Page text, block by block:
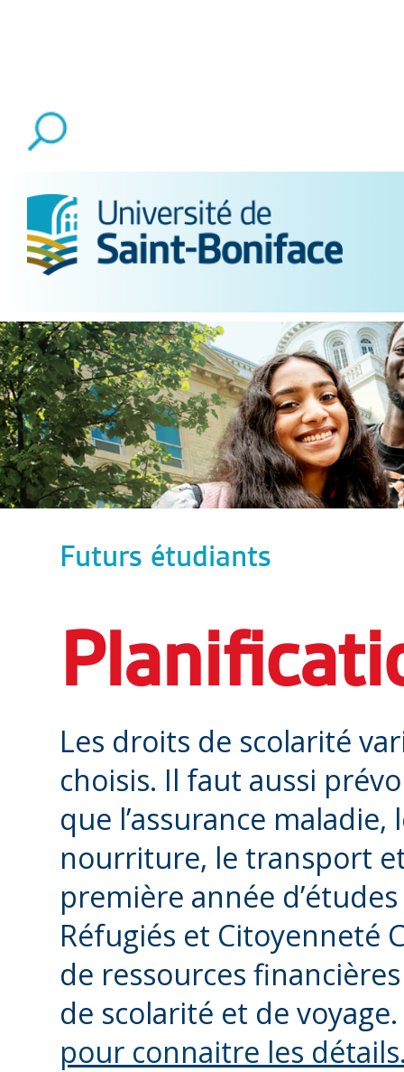
Futurs étudiants
Les droits de scolarité
choisis. Il faut aussi
que l’assurance
nourriture, le transport
première année
Réfugiés et Citoyenneté
de ressources
de scolarité et de voyage.
pour connaitre les